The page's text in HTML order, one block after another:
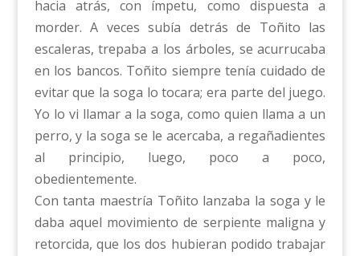
hacia atrás, con ímpetu, como dispuesta a
morder. A veces subía detrás de Toñito las
escaleras, trepaba a los árboles, se acurrucaba
en los bancos. Toñito siempre tenía cuidado de
evitar que la soga lo tocara; era parte del juego.
Yo lo vi llamar a la soga, como quien llama a un
perro, y la soga se le acercaba, a regañadientes
al principio, luego, poco a poco,
obedientemente.
Con tanta maestría Toñito lanzaba la soga y le
daba aquel movimiento de serpiente maligna y
retorcida, que los dos hubieran podido trabajar